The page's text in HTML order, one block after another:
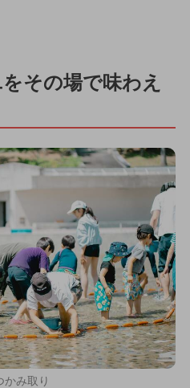
その場で味わえ
かみ取り